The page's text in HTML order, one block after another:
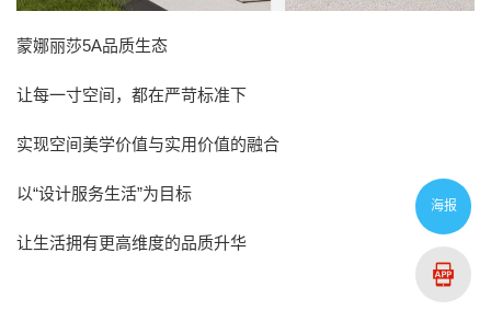
蒙娜丽莎5A品质生态
让每一寸空间，都在严苛标准下
实现空间美学价值与实用价值的融合
以“设计服务生活”为目标
让生活拥有更高维度的品质升华
海报